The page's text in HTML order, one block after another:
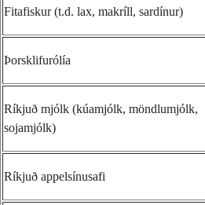
Fitafiskur (t.d. lax, makríll, sardínur)
Þorsklifurólía
Ríkjuð mjólk (kúamjólk, möndlumjólk,
sojamjólk)
Ríkjuð appelsínusafi